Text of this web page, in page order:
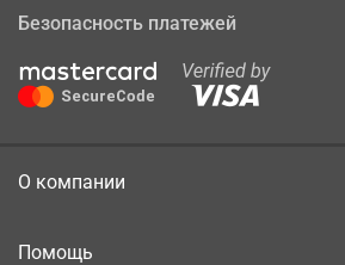
Безопасность платежей
О компании
Помощь